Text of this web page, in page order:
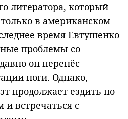
литератора, который
в американском
время Евтушенко
проблемы со
он перенёс
ноги. Однако,
продолжает ездить по
и встречаться с